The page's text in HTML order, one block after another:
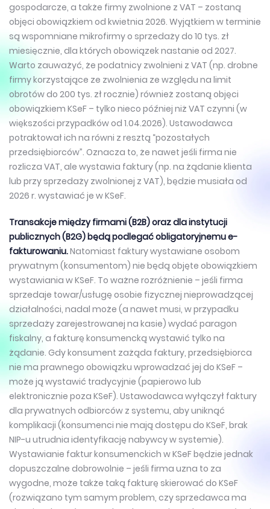
gospodarcze, a także firmy zwolnione z VAT – zostaną
objęci obowiązkiem od kwietnia 2026. Wyjątkiem w terminie
są wspomniane mikrofirmy o sprzedaży do 10 tys. zł
miesięcznie, dla których obowiązek nastanie od 2027.
Warto zauważyć, że podatnicy zwolnieni z VAT (np. drobne
firmy korzystające ze zwolnienia ze względu na limit
obrotów do 200 tys. zł rocznie) również zostaną objęci
obowiązkiem KSeF – tylko nieco później niż VAT czynni (w
większości przypadków od 1.04.2026). Ustawodawca
potraktował ich na równi z resztą “pozostałych
przedsiębiorców”. Oznacza to, że nawet jeśli firma nie
rozlicza VAT, ale wystawia faktury (np. na żądanie klienta
lub przy sprzedaży zwolnionej z VAT), będzie musiała od
2026 r. wystawiać je w KSeF.
Transakcje między firmami (B2B) oraz dla instytucji
publicznych (B2G) będą podlegać obligatoryjnemu e-
fakturowaniu.Natomiast faktury wystawiane osobom
prywatnym (konsumentom) nie będą objęte obowiązkiem
wystawiania w KSeF. To ważne rozróżnienie – jeśli firma
sprzedaje towar/usługę osobie fizycznej nieprowadzącej
działalności, nadal może (a nawet musi, w przypadku
sprzedaży zarejestrowanej na kasie) wydać paragon
fiskalny, a fakturę konsumencką wystawić tylko na
żądanie. Gdy konsument zażąda faktury, przedsiębiorca
nie ma prawnego obowiązku wprowadzać jej do KSeF –
może ją wystawić tradycyjnie (papierowo lub
elektronicznie poza KSeF). Ustawodawca wyłączył faktury
dla prywatnych odbiorców z systemu, aby uniknąć
komplikacji (konsumenci nie mają dostępu do KSeF, brak
NIP-u utrudnia identyfikację nabywcy w systemie).
Wystawianie faktur konsumenckich w KSeF będzie jednak
dopuszczalne dobrowolnie – jeśli firma uzna to za
wygodne, może także taką fakturę skierować do KSeF
(rozwiązano tym samym problem, czy sprzedawca ma